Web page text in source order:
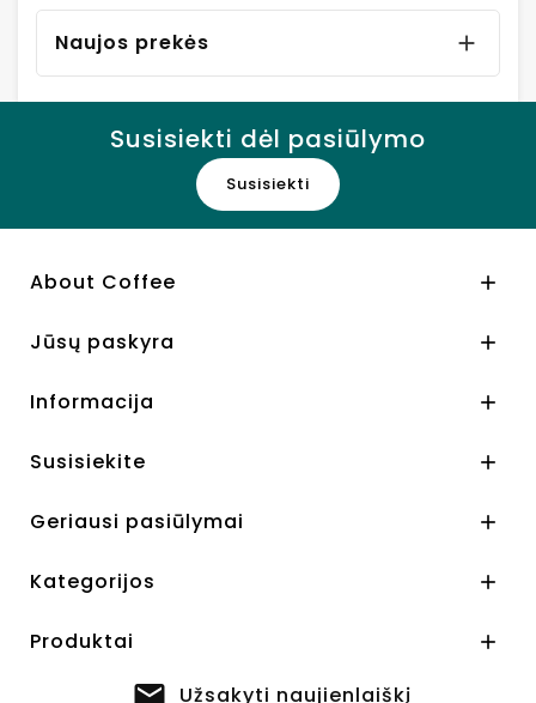
Naujos prekės 
Susisiekti dėl pasiūlymo
Susisiekti
About Coffee 
Jūsų paskyra 
Informacija 
Susisiekite 
Geriausi pasiūlymai 
Kategorijos 
Produktai 
Užsakyti naujienlaiškį